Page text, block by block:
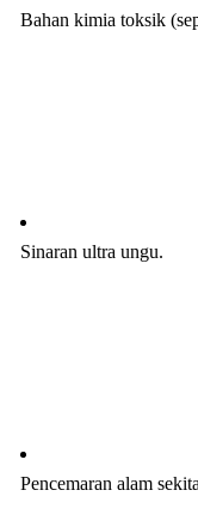
Bahan kimia toksik
Sinaran ultra ungu.
Pencemaran alam